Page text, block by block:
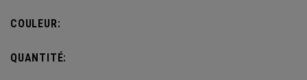
sportifs. Vous pourrez l'utiliser dans n'importe quelle
Vault, son tapis de change escamotable, ses multiples
méthodes de transport et un système de ventilation, ce sac
COULEUR:
QUANTITÉ: